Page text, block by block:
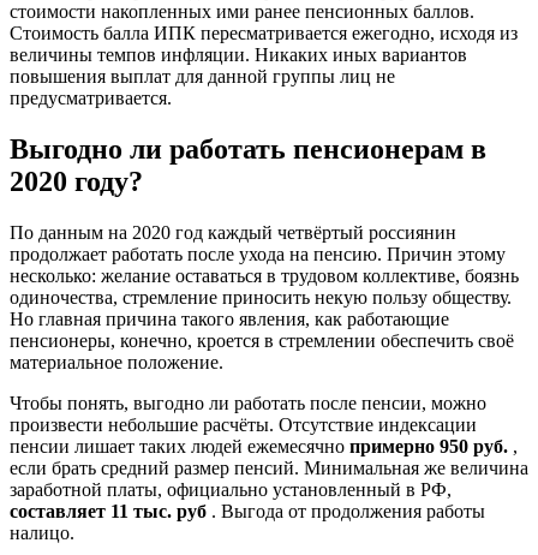
стоимости накопленных ими ранее пенсионных баллов.
Стоимость балла ИПК пересматривается ежегодно, исходя из
величины темпов инфляции. Никаких иных вариантов
повышения выплат для данной группы лиц не
предусматривается.
Выгодно ли работать пенсионерам в
2020 году?
По данным на 2020 год каждый четвёртый россиянин
продолжает работать после ухода на пенсию. Причин этому
несколько: желание оставаться в трудовом коллективе, боязнь
одиночества, стремление приносить некую пользу обществу.
Но главная причина такого явления, как работающие
пенсионеры, конечно, кроется в стремлении обеспечить своё
материальное положение.
Чтобы понять, выгодно ли работать после пенсии, можно
произвести небольшие расчёты. Отсутствие индексации
пенсии лишает таких людей ежемесячно примерно 950 руб. ,
если брать средний размер пенсий. Минимальная же величина
заработной платы, официально установленный в РФ,
составляет 11 тыс. руб . Выгода от продолжения работы
налицо.